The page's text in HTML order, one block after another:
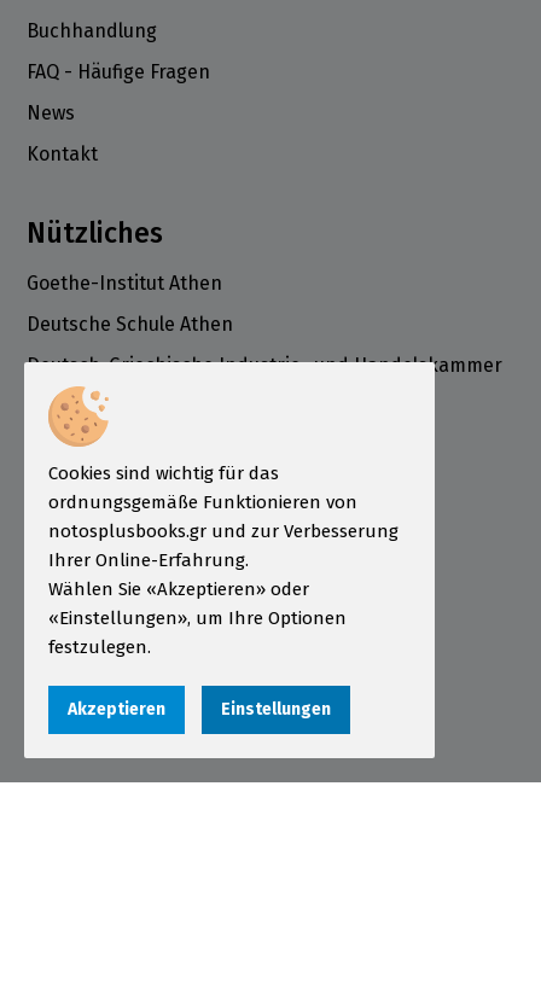
Buchhandlung
FAQ - Häufige Fragen
News
Kontakt
Nützliches
Goethe-Institut Athen
Deutsche Schule Athen
Deutsch-Griechische Industrie- und Handelskammer
ÖSD Institut Griechenland
Informationen
Zahlungsarten
Sendungen
Garantie - Rückgabe
Nutzungsbedingungen
Datenschutzerklärung
Cookies
Cookies sind wichtig für das
ordnungsgemäße Funktionieren von
notosplusbooks.gr und zur Verbesserung
Ihrer Online-Erfahrung.
Wählen Sie «Akzeptieren» oder
«Einstellungen», um Ihre Optionen
festzulegen.
Akzeptieren Einstellungen